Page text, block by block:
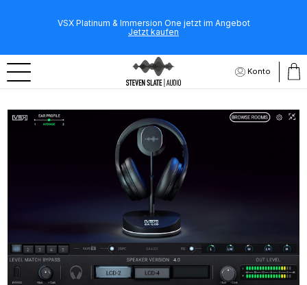
VSX Platinum & Immersion One jetzt im Angebot
Jetzt kaufen
Konto